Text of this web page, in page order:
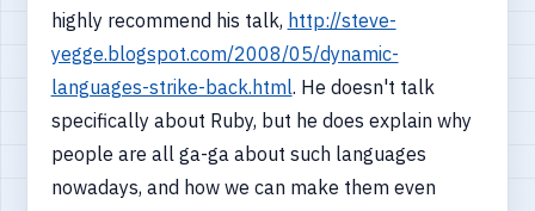
highly recommend his talk, http://steve-
yegge.blogspot.com/2008/05/dynamic-
languages-strike-back.html. He doesn't talk
specifically about Ruby, but he does explain why
people are all ga-ga about such languages
nowadays, and how we can make them even